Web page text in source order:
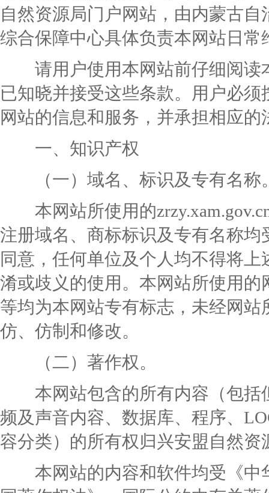
自然资源局门户网站，由内蒙古
综合保障中心具体负责本网站日常
请用户使用本网站前仔细阅读
已知晓并接受这些条款。用户必
网站的信息和服务，并承担相应的
一、知识产权
（一）域名、标识及专有名称
本网站所使用的zrzy.
注册域名、商标标识及专有名称
同意，任何单位及个人均不得将
淆或歧义的使用。本网站所使用的
等均为本网站专有标志，未经网
仿、仿制和修改。
（二）著作权。
本网站包含的所有内容（包括
频及声音内容、数据库、程序、
容分类）的所有权归兴安盟自然
本网站的内容和软件均受《中